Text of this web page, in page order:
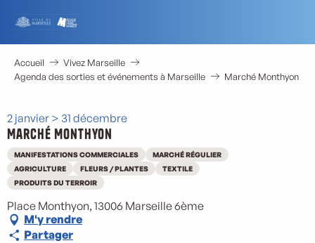
contenu
principal
Accueil
Vivez Marseille
Agenda des sorties et événements à Marseille
Marché Monthyon
2 janvier > 31 décembre
Marché Monthyon
MANIFESTATIONS COMMERCIALES
MARCHÉ RÉGULIER
AGRICULTURE
FLEURS / PLANTES
TEXTILE
PRODUITS DU TERROIR
Place Monthyon, 13006 Marseille 6ème
M'y rendre
Partager